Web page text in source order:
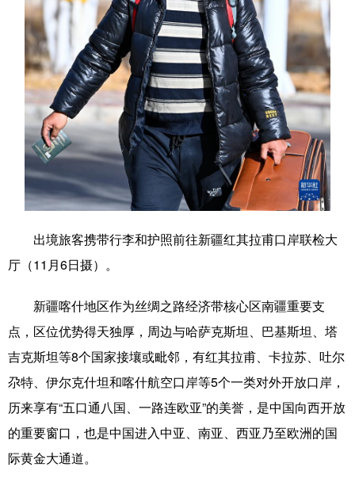
学术中国 乡村振兴 银龄 溯源中国
城市 能源 会展
彩票 娱乐 时尚 悦读
公益 一带一路 亚太网 上市公司
文化产业
地方频道
北京 天津 河北 山西
辽宁
浙江 安徽 福建 江西
山东 河南 湖北 湖南
广东 广西 海南 重庆
四川 贵州 云南 西藏
陕西 甘肃 青海 宁夏
出境旅客携带行李和护照前往新疆红其拉甫口岸联检大
厅（11月6日摄）。
新疆喀什地区作为丝绸之路经济带核心区南疆重要支
点，区位优势得天独厚，周边与哈萨克斯坦、巴基斯坦、塔
吉克斯坦等8个国家接壤或毗邻，有红其拉甫、卡拉苏、吐尔
尕特、伊尔克什坦和喀什航空口岸等5个一类对外开放口岸，
历来享有“五口通八国、一路连欧亚”的美誉，是中国向西开放
的重要窗口，也是中国进入中亚、南亚、西亚乃至欧洲的国
际黄金大通道。